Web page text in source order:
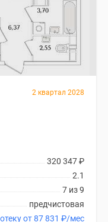
2 квартал 2028
320 347₽
2.1
7 из 9
предчистовая
В ипотеку от 87 831 ₽/мес